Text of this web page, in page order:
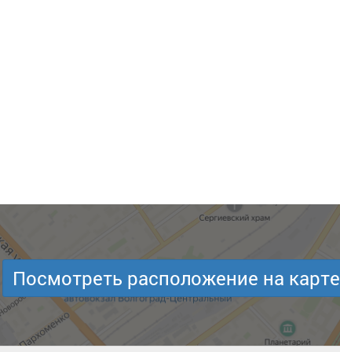
Посмотреть расположение на карте